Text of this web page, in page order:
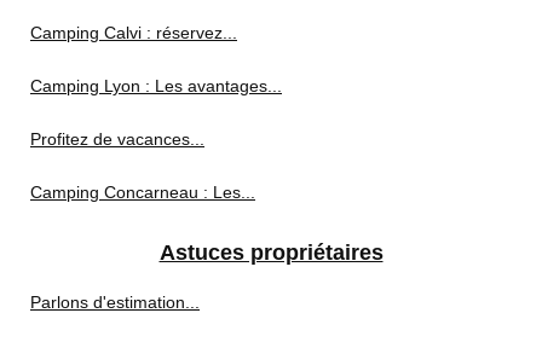
Camping Calvi : réservez...
Camping Lyon : Les avantages...
Profitez de vacances...
Camping Concarneau : Les...
Astuces propriétaires
Parlons d'estimation...